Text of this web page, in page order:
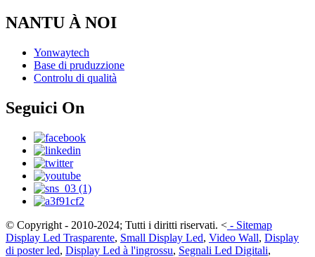
NANTU À NOI
Yonwaytech
Base di pruduzzione
Controlu di qualità
Seguici On
© Copyright - 2010-2024; Tutti i diritti riservati. < - Sitemap
Display Led Trasparente, Small Display Led, Video Wall, Display
di poster led, Display Led à l'ingrossu, Segnali Led Digitali,